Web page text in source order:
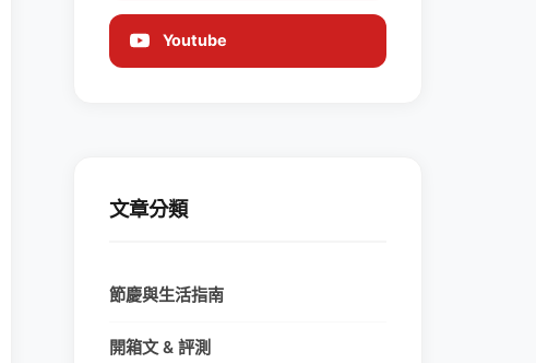
Youtube
文章分類
節慶與生活指南
開箱文 & 評測